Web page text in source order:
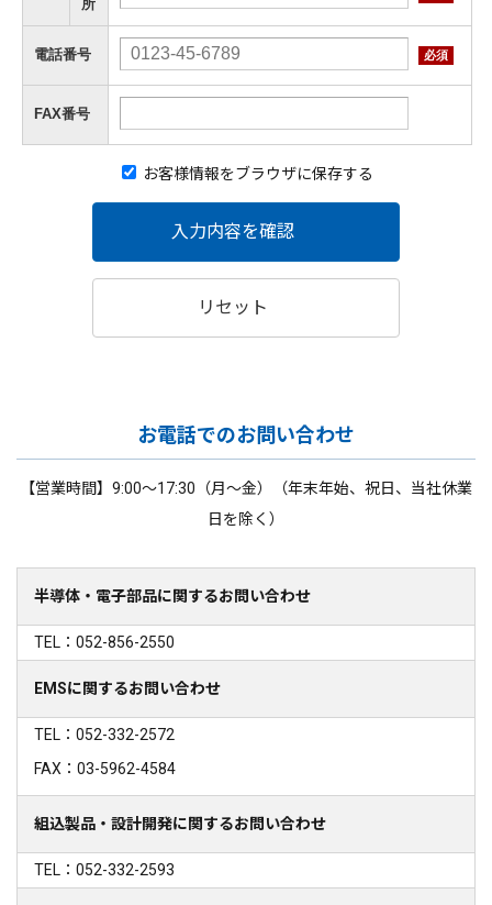
所
電話番号 必須
FAX番号
お客様情報をブラウザに保存する
入力内容を確認
リセット
お電話でのお問い合わせ
【営業時間】9:00～17:30（月～金）（年末年始、祝日、当社休業
日を除く）
半導体・電子部品に関するお問い合わせ
TEL：052-856-2550
EMSに関するお問い合わせ
TEL：052-332-2572
FAX：03-5962-4584
組込製品・設計開発に関するお問い合わせ
TEL：052-332-2593